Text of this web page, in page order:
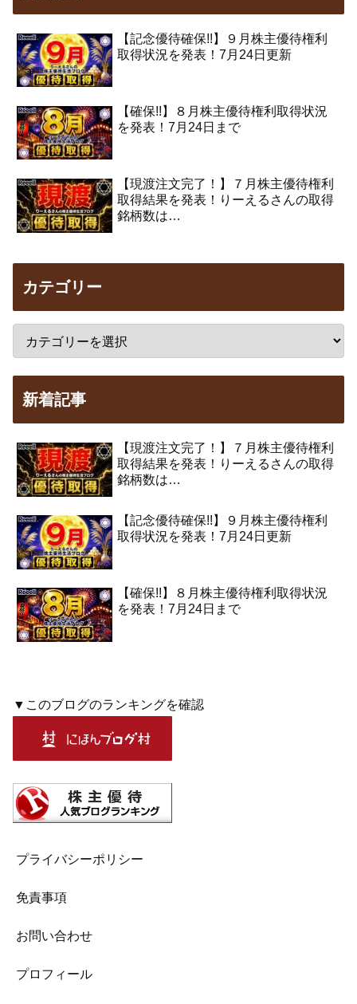
【記念優待確保!!】９月株主優待権利
取得状況を発表！7月24日更新
【確保!!】８月株主優待権利取得状況
を発表！7月24日まで
【現渡注文完了！】７月株主優待権利
取得結果を発表！りーえるさんの取得
銘柄数は…
カテゴリー
新着記事
【現渡注文完了！】７月株主優待権利
取得結果を発表！りーえるさんの取得
銘柄数は…
【記念優待確保!!】９月株主優待権利
取得状況を発表！7月24日更新
【確保!!】８月株主優待権利取得状況
を発表！7月24日まで
▼このブログのランキングを確認
プライバシーポリシー
免責事項
お問い合わせ
プロフィール